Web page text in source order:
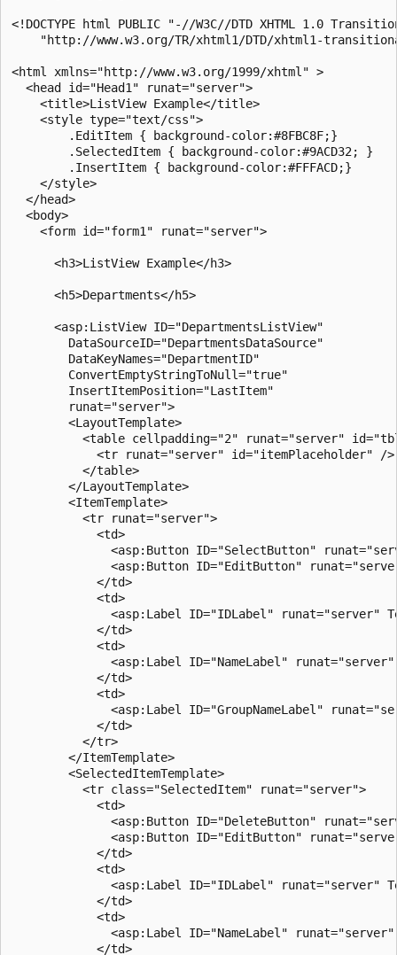
<!DOCTYPE html PUBLIC "-//W3C//DTD XHTML 1.0
"http://www.w3.org/TR/xhtml1/DTD/xhtml1-
<html xmlns="http://www.w3.org/1999/xhtml" >
  <head id="Head1" runat="server">
    <title>ListView Example</title>
    <style type="text/css">
        .EditItem { background-color:#8FBC8F;}
        .SelectedItem {	background-color:#9ACD32; }
        .InsertItem { background-color:#FFFACD;}
    </style>
  </head>
  <body>
    <form id="form1" runat="server">
      <h3>ListView Example</h3>
      <h5>Departments</h5>
      <asp:ListView ID="DepartmentsListView"
        DataSourceID="DepartmentsDataSource"
        DataKeyNames="DepartmentID"
        ConvertEmptyStringToNull="true"
        InsertItemPosition="LastItem"
        runat="server">
        <LayoutTemplate>
<table cellpadding="2" runat="server"
            <tr runat="server" id="itemPlaceholder" />
          </table>
        </LayoutTemplate>
        <ItemTemplate>
          <tr runat="server">
            <td>
<asp:Button ID="SelectButton"
<asp:Button ID="EditButton"
            </td>
            <td>
<asp:Label ID="IDLabel" runat="server"
            </td>
            <td>
<asp:Label ID="NameLabel"
            </td>
            <td>
<asp:Label ID="GroupNameLabel"
            </td>
          </tr>
        </ItemTemplate>
        <SelectedItemTemplate>
          <tr class="SelectedItem" runat="server">
            <td>
<asp:Button ID="DeleteButton"
<asp:Button ID="EditButton"
            </td>
            <td>
<asp:Label ID="IDLabel" runat="server"
            </td>
            <td>
<asp:Label ID="NameLabel"
            </td>